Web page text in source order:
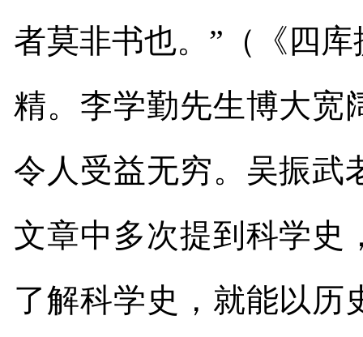
者莫非书也。”（《四
精。李学勤先生博大宽
令人受益无穷。吴振武
文章中多次提到科学史
了解科学史，就能以历